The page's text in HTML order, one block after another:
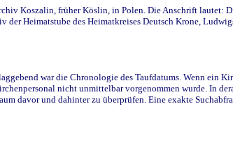
Koszalin, früher Köslin, in Polen. Die Anschrift lautet:
Heimatstube des Heimatkreises Deutsch Krone,
war die Chronologie des Taufdatums. Wenn ein
nicht unmittelbar vorgenommen wurde. In
davor und dahinter zu überprüfen. Eine exakte